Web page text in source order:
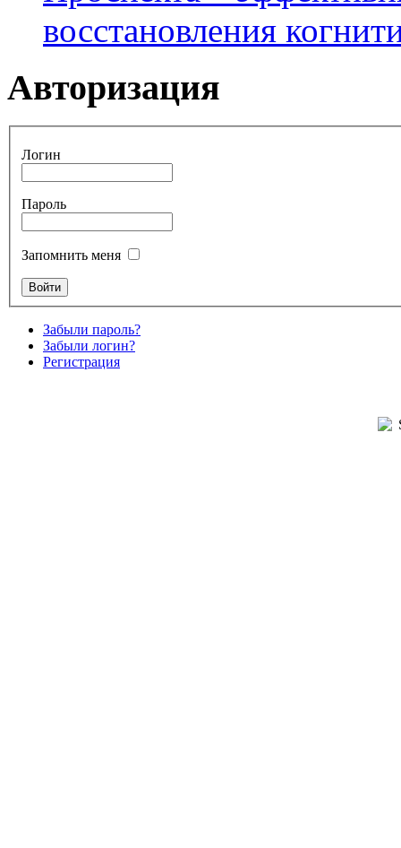
восстановления
Авторизация
Логин
Пароль
Запомнить меня
Забыли пароль?
Забыли логин?
Регистрация